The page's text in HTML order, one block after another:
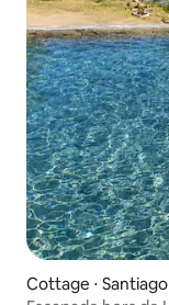
Cottage ⋅